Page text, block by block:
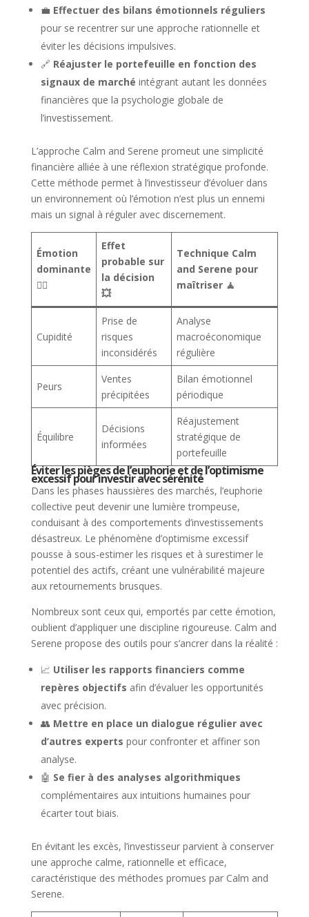
💼 Effectuer des bilans émotionnels réguliers
pour se recentrer sur une approche rationnelle et
éviter les décisions impulsives.
🔗 Réajuster le portefeuille en fonction des
signaux de marché intégrant autant les données
financières que la psychologie globale de
l’investissement.
L’approche Calm and Serene promeut une simplicité
financière alliée à une réflexion stratégique profonde.
Cette méthode permet à l’investisseur d’évoluer dans
un environnement où l’émotion n’est plus un ennemi
mais un signal à réguler avec discernement.
Émotion
dominante
😵‍💫
Effet
probable sur
la décision
💥
Technique Calm
and Serene pour
maîtriser 🧘
Cupidité
Prise de
risques
inconsidérés
Analyse
macroéconomique
régulière
Peurs
Ventes
précipitées
Bilan émotionnel
périodique
Équilibre
Décisions
informées
Réajustement
stratégique de
portefeuille
Éviter les pièges de l’euphorie et de l’optimisme
excessif pour investir avec sérénité
Dans les phases haussières des marchés, l’euphorie
collective peut devenir une lumière trompeuse,
conduisant à des comportements d’investissements
désastreux. Le phénomène d’optimisme excessif
pousse à sous-estimer les risques et à surestimer le
potentiel des actifs, créant une vulnérabilité majeure
aux retournements brusques.
Nombreux sont ceux qui, emportés par cette émotion,
oublient d’appliquer une discipline rigoureuse. Calm and
Serene propose des outils pour s’ancrer dans la réalité :
📈 Utiliser les rapports financiers comme
repères objectifs afin d’évaluer les opportunités
avec précision.
👥 Mettre en place un dialogue régulier avec
d’autres experts pour confronter et affiner son
analyse.
🤖 Se fier à des analyses algorithmiques
complémentaires aux intuitions humaines pour
écarter tout biais.
En évitant les excès, l’investisseur parvient à conserver
une approche calme, rationnelle et efficace,
caractéristique des méthodes promues par Calm and
Serene.